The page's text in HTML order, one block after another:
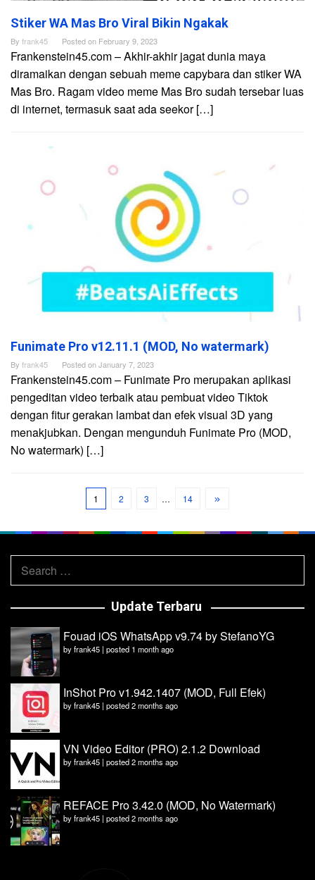
Stiker WA Mas Bro Viral Bikin Ngakak
By frank45 Posted on February 9, 2023
Frankenstein45.com – Akhir-akhir jagat dunia maya
diramaikan dengan sebuah meme capybara dan stiker WA
Mas Bro. Ragam video meme Mas Bro sudah tersebar luas
di internet, termasuk saat ada seekor […]
Funimate Pro v12.11.1 (MOD, No watermark)
By frank45 Posted onJanuary 7, 2023
Frankenstein45.com – Funimate Pro merupakan aplikasi
pengeditan video terbaik atau pembuat video Tiktok
dengan fitur gerakan lambat dan efek visual 3D yang
menakjubkan. Dengan mengunduh Funimate Pro (MOD,
No watermark) […]
1 2 3 … 14
Search
for:
Update Terbaru
Fouad iOS WhatsApp v9.74 by StefanoYG
byfrank45 | posted 1 month ago
InShot Pro v1.942.1407 (MOD, Full Efek)
byfrank45 | posted 2 months ago
VN Video Editor (PRO) 2.1.2 Download
byfrank45 | posted 2 months ago
REFACE Pro 3.42.0 (MOD, No Watermark)
byfrank45 | posted 2 months ago